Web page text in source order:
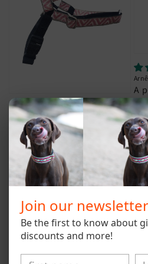
2 reviews
Arnês Smooth Walk
Preço
normal
A partir de $30.00 USD
A
Join our
Be the first to know about
discounts and more!